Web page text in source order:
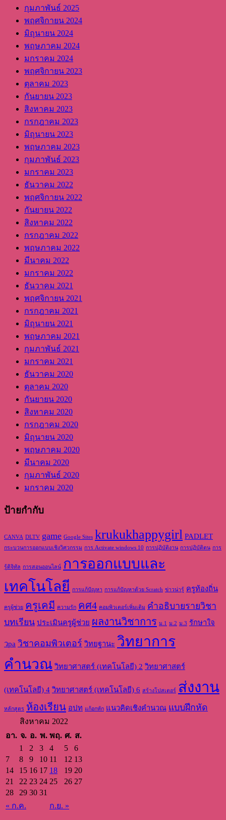
กุมภาพันธ์ 2025
พฤศจิกายน 2024
มิถุนายน 2024
พฤษภาคม 2024
มกราคม 2024
พฤศจิกายน 2023
ตุลาคม 2023
กันยายน 2023
สิงหาคม 2023
กรกฎาคม 2023
มิถุนายน 2023
พฤษภาคม 2023
กุมภาพันธ์ 2023
มกราคม 2023
ธันวาคม 2022
พฤศจิกายน 2022
กันยายน 2022
สิงหาคม 2022
กรกฎาคม 2022
พฤษภาคม 2022
มีนาคม 2022
มกราคม 2022
ธันวาคม 2021
พฤศจิกายน 2021
กรกฎาคม 2021
มิถุนายน 2021
พฤษภาคม 2021
กุมภาพันธ์ 2021
มกราคม 2021
ธันวาคม 2020
ตุลาคม 2020
กันยายน 2020
สิงหาคม 2020
กรกฎาคม 2020
มิถุนายน 2020
พฤษภาคม 2020
มีนาคม 2020
กุมภาพันธ์ 2020
มกราคม 2020
ป้ายกำกับ
CANVA DLTV game Google Sites krukukhappygirl PADLET
กระบวนการออกแบบเชิงวิศวกรรม การ Activate windows 10 การปฏิบัติงาน การปฏิบัติตน การ
รู้ดิจิทัล การสอนออนไลน์ การออกแบบและ
เทคโนโลยี การแก้ปัญหา การแก้ปัญหาด้วย Scratch ข่าวน่ารู้ ครูท้องถิ่น
ครูผู้ช่วย ครูเคมี ความรัก คศ4 คอมพิวเตอร์เพิ่มเติม คำอธิบายรายวิชา
บทเรียน ประเมินครูผู้ช่วย ผลงานวิชาการ ม.1 ม.2 ม.3 รักษาใจ
วpa วิชาคอมพิวเตอร์ วิทยฐานะ วิทยาการ
คำนวณ วิทยาศาสตร์ (เทคโนโลยี) 2 วิทยาศาสตร์
(เทคโนโลยี) 4 วิทยาศาสตร์ (เทคโนโลยี) 6 สร้างโปสเตอร์ ส่งงาน
หลักสูตร ห้องเรียน อปท แก้อกหัก แนวคิดเชิงคำนวณ แบบฝึกหัด
สิงหาคม 2022
อา. จ. อ. พ. พฤ. ศ. ส.
« ก.ค. ก.ย. »
1 2 3 4 5
6
7
8 9 10 11 12 13
14
15 16 17 18 19 20
21
22 23 24 25 26 27
28
29 30 31